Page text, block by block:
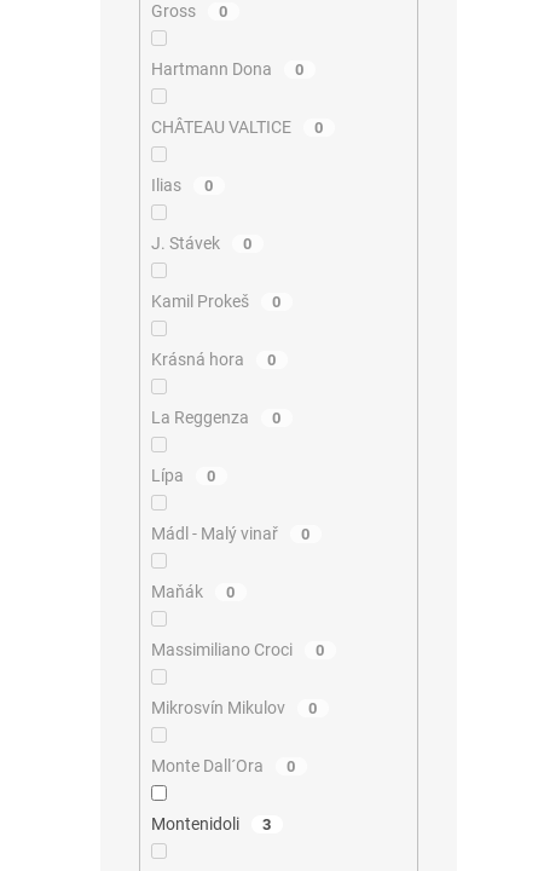
Gross 0
Hartmann Dona 0
CHÂTEAU VALTICE 0
Ilias 0
J. Stávek 0
Kamil Prokeš 0
Krásná hora 0
La Reggenza 0
Lípa 0
Mádl - Malý vinař 0
Maňák 0
Massimiliano Croci 0
Mikrosvín Mikulov 0
Monte Dall´Ora 0
Montenidoli 3